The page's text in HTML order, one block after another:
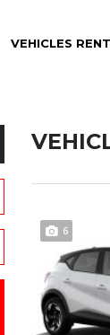
VEHICLES
6